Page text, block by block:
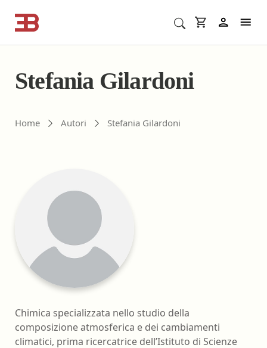
Cerca corsi ECM o altro
Stefania Gilardoni
Home Autori Stefania Gilardoni
Chimica specializzata nello studio della
composizione atmosferica e dei cambiamenti
climatici, prima ricercatrice dell’Istituto di Scienze